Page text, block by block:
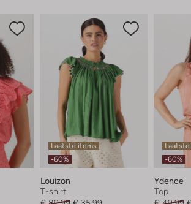
Laatste items
-60%
Louizon
T-shirt
-60%
Ydence
Top